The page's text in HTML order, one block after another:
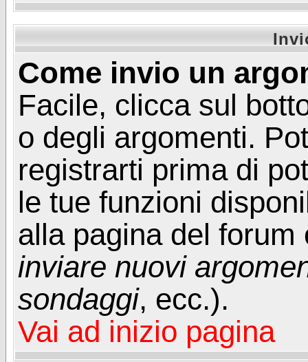
Come invio un
Facile, clicca sul
o degli argomenti.
registrarti prima di
le tue funzioni
alla pagina del
inviare nuovi
sondaggi, ecc.).
Vai ad inizio pagina